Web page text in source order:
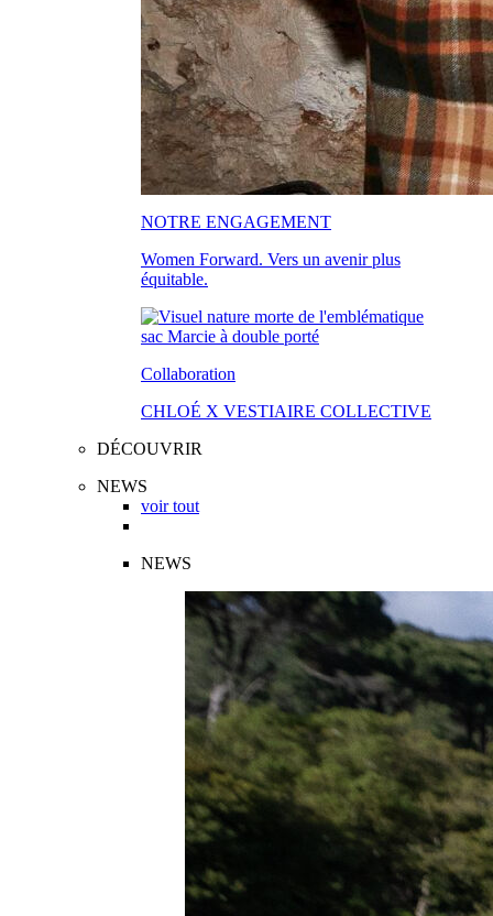
NOTRE ENGAGEMENT
Women Forward. Vers un avenir plus
équitable.
Collaboration
CHLOÉ X VESTIAIRE COLLECTIVE
DÉCOUVRIR
NEWS
voir tout
NEWS